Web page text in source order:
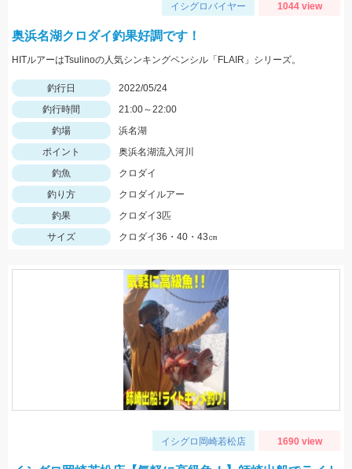
イシグロバイヤー 1044 view
奥浜名湖クロダイ釣果好調です！
HITルアーはTsulinoの人気シンキングペンシル「FLAIR」シリーズ。
釣行日
2022/05/24
釣行時間
21:00～22:00
釣場
浜名湖
ポイント
奥浜名湖流入河川
釣魚
クロダイ
釣り方
クロダイルアー
釣果
クロダイ3匹
サイズ
クロダイ36・40・43㎝
イシグロ岡崎若松店 1690 view